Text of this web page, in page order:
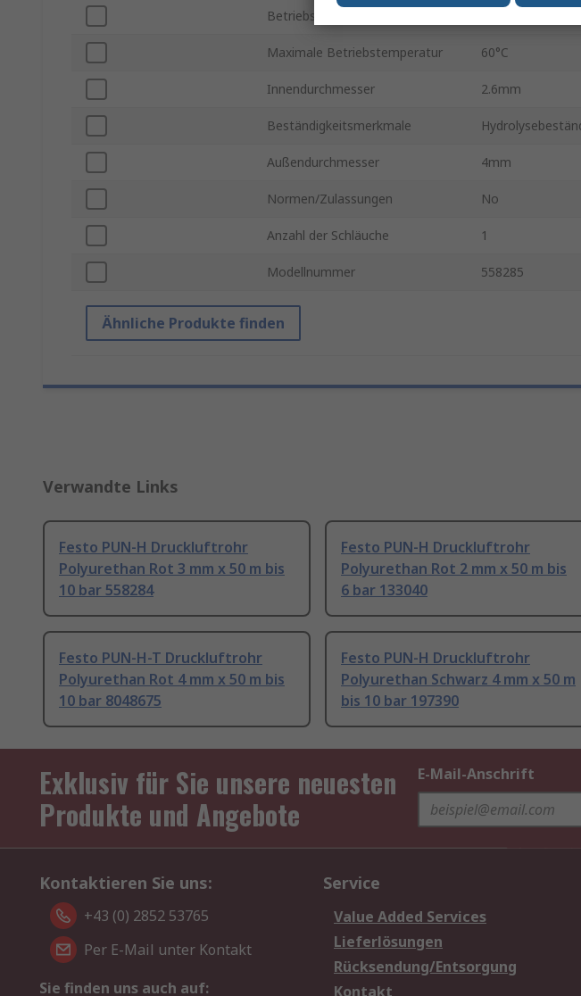
Betriebstemperatur min.
Maximale Betriebstemperatur 60°C
Innendurchmesser 2.6mm
Beständigkeitsmerkmale
Außendurchmesser 4mm
Normen/Zulassungen No
Anzahl der Schläuche 1
Modellnummer 558285
Ähnliche Produkte finden
Verwandte Links
Festo PUN-H Druckluftrohr
Polyurethan Rot 3 mm x 50 m bis
10 bar 558284
Festo PUN-H Druckluftrohr
Polyurethan Rot 2 mm x 50 m bis
6 bar 133040
Festo PUN-H-T Druckluftrohr
Polyurethan Rot 4 mm x 50 m bis
10 bar 8048675
Festo PUN-H Druckluftrohr
Polyurethan Schwarz 4 mm x 50 m
bis 10 bar 197390
Exklusiv für Sie unsere neuesten
Produkte und Angebote
E-Mail-Anschrift
Kontaktieren Sie uns:
+43 (0) 2852 53765
Per E-Mail unter Kontakt
Sie finden uns auch auf:
Service
Value Added Services
Lieferlösungen
Rücksendung/Entsorgung
Kontakt